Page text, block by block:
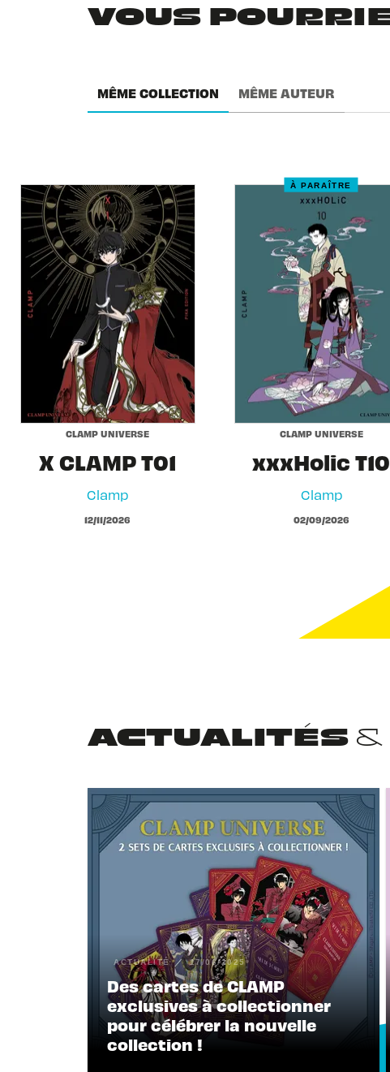
VOUS
MÊME COLLECTION MÊME AUTEUR
CLAMP UNIVERSE
X CLAMP T01
Clamp
12/11/2026
À PARAÎTRE
CLAMP UNIVERSE
xxxHolic T10
Clamp
02/09/2026
ACTUALITÉS
ACTUALITÉ 17/06/2025
Des cartes de CLAMP
exclusives à collectionner
pour célébrer la nouvelle
collection !